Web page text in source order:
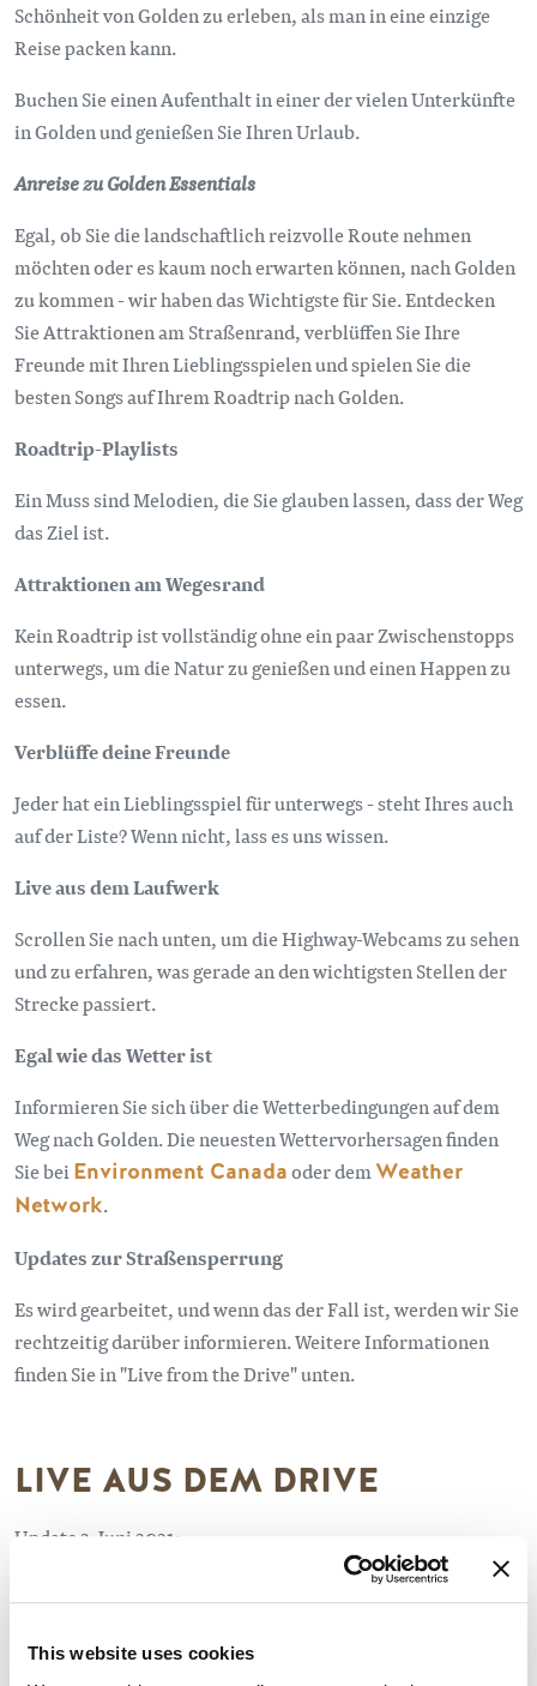
This website uses cookies
Schönheit von Golden zu erleben, als man in eine einzige
Reise packen kann.
Buchen Sie einen Aufenthalt in einer der vielen Unterkünfte
in Golden und genießen Sie Ihren Urlaub.
Anreise zu Golden Essentials
Egal, ob Sie die landschaftlich reizvolle Route nehmen
möchten oder es kaum noch erwarten können, nach Golden
zu kommen - wir haben das Wichtigste für Sie. Entdecken
Sie Attraktionen am Straßenrand, verblüffen Sie Ihre
Freunde mit Ihren Lieblingsspielen und spielen Sie die
besten Songs auf Ihrem Roadtrip nach Golden.
Roadtrip-Playlists
Ein Muss sind Melodien, die Sie glauben lassen, dass der Weg
das Ziel ist.
Attraktionen am Wegesrand
Kein Roadtrip ist vollständig ohne ein paar Zwischenstopps
unterwegs, um die Natur zu genießen und einen Happen zu
essen.
Verblüffe deine Freunde
Jeder hat ein Lieblingsspiel für unterwegs - steht Ihres auch
auf der Liste? Wenn nicht, lass es uns wissen.
Live aus dem Laufwerk
Scrollen Sie nach unten, um die Highway-Webcams zu sehen
und zu erfahren, was gerade an den wichtigsten Stellen der
Strecke passiert.
Egal wie das Wetter ist
Informieren Sie sich über die Wetterbedingungen auf dem
Weg nach Golden. Die neuesten Wettervorhersagen finden
Sie beiEnvironment Canadaoder demWeather
Network.
Updates zur Straßensperrung
Es wird gearbeitet, und wenn das der Fall ist, werden wir Sie
rechtzeitig darüber informieren. Weitere Informationen
finden Sie in "Live from the Drive" unten.
LIVE AUS DEM DRIVE
Update 2. Juni 2021:
DIE FAHRT NACH GOLD WIRD WÄHREND DER